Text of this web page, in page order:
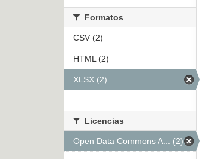
Formatos
CSV (2)
HTML (2)
XLSX (2)
Licencias
Open Data Commons A... (2)